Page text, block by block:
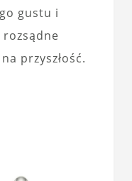
gustu i
rozsądne
przyszłość.